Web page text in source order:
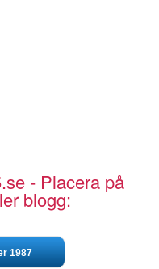
- Placera på
blogg:
1987